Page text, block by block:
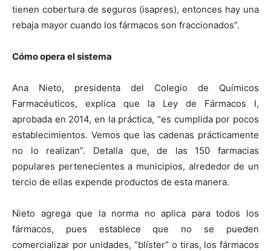
tienen cobertura de seguros (isapres), entonces hay una
rebaja mayor cuando los fármacos son fraccionados”.
Cómo opera el sistema
Ana Nieto, presidenta del Colegio de Químicos
Farmacéuticos, explica que la Ley de Fármacos I,
aprobada en 2014, en la práctica, “es cumplida por pocos
establecimientos. Vemos que las cadenas prácticamente
no lo realizan”. Detalla que, de las 150 farmacias
populares pertenecientes a municipios, alrededor de un
tercio de ellas expende productos de esta manera.
Nieto agrega que la norma no aplica para todos los
fármacos, pues establece que no se pueden
comercializar por unidades, “blíster” o tiras, los fármacos